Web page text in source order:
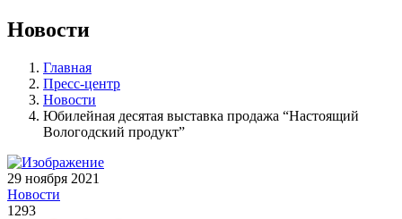
Новости
Главная
Пресс-центр
Новости
Юбилейная десятая выставка продажа “Настоящий
Вологодский продукт”
29 ноября 2021
Новости
1293